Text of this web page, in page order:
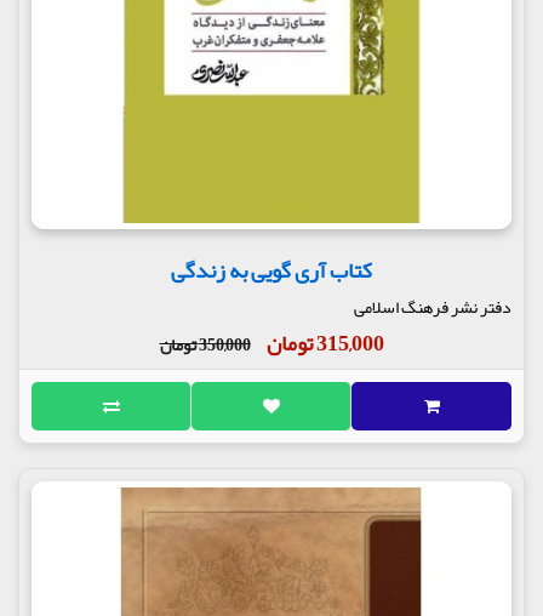
کتاب آری گویی به زندگی
دفتر نشر فرهنگ اسلامی
315,000 تومان 350,000 تومان